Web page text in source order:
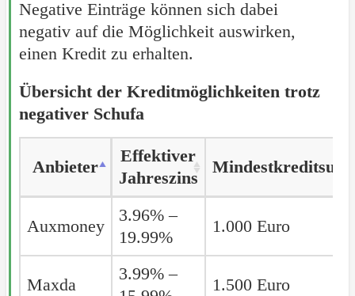
Negative Einträge können sich dabei
negativ auf die Möglichkeit auswirken,
einen Kredit zu erhalten.
Übersicht der Kreditmöglichkeiten trotz
negativer Schufa
Anbieter
Effektiver
Jahreszins
Effektiver
Jahreszins
Auxmoney
3.96% –
19.99%
1.000 Euro
Maxda
3.99% –
1.500 Euro
Anbieter
Auxmoney
Maxda